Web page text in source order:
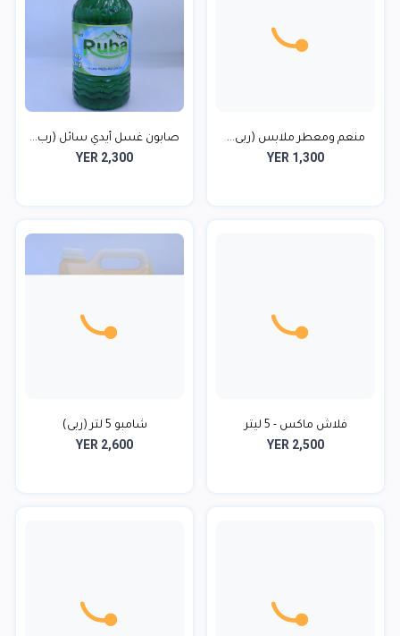
YER 1,300
صابون غسل أيدي سائل (رب...
YER 2,300
YER 2,500
شامبو 5 لتر (ربى)
YER 2,600